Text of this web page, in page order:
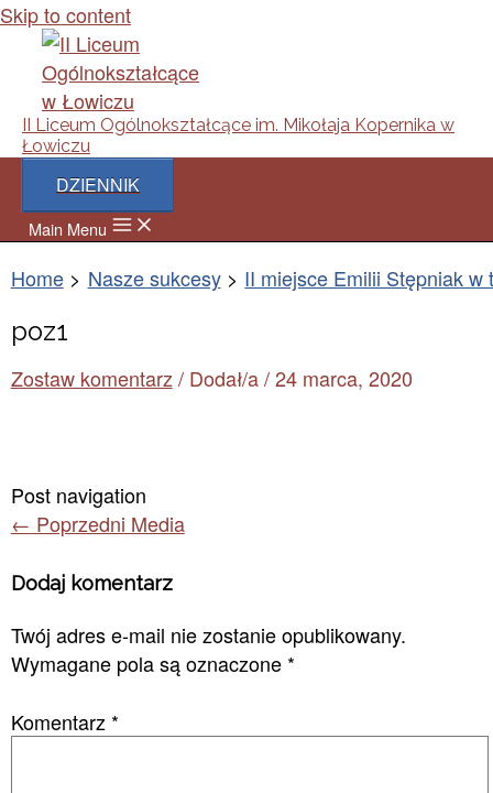
Skip to content
II Liceum Ogólnokształcące im. Mikołaja Kopernika w
Łowiczu
DZIENNIK
Main Menu
Home Nasze sukcesy II miejsce Emilii Stępniak
poz1
Zostaw komentarz / Dodał/a /24 marca, 2020
Post navigation
← Poprzedni Media
Dodaj komentarz
Twój adres e-mail nie zostanie opublikowany.
Wymagane pola są oznaczone *
Komentarz *